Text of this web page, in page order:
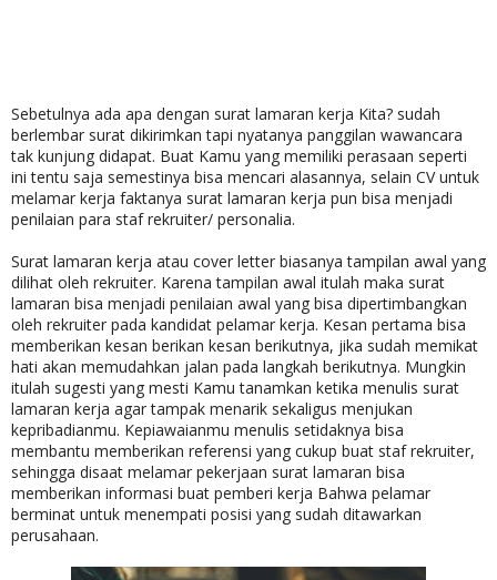
Sebetulnya ada apa dengan surat lamaran kerja Kita? sudah
berlembar surat dikirimkan tapi nyatanya panggilan wawancara
tak kunjung didapat. Buat Kamu yang memiliki perasaan seperti
ini tentu saja semestinya bisa mencari alasannya, selain CV untuk
melamar kerja faktanya surat lamaran kerja pun bisa menjadi
penilaian para staf rekruiter/ personalia.
Surat lamaran kerja atau cover letter biasanya tampilan awal yang
dilihat oleh rekruiter. Karena tampilan awal itulah maka surat
lamaran bisa menjadi penilaian awal yang bisa dipertimbangkan
oleh rekruiter pada kandidat pelamar kerja. Kesan pertama bisa
memberikan kesan berikan kesan berikutnya, jika sudah memikat
hati akan memudahkan jalan pada langkah berikutnya. Mungkin
itulah sugesti yang mesti Kamu tanamkan ketika menulis surat
lamaran kerja agar tampak menarik sekaligus menjukan
kepribadianmu. Kepiawaianmu menulis setidaknya bisa
membantu memberikan referensi yang cukup buat staf rekruiter,
sehingga disaat melamar pekerjaan surat lamaran bisa
memberikan informasi buat pemberi kerja Bahwa pelamar
berminat untuk menempati posisi yang sudah ditawarkan
perusahaan.